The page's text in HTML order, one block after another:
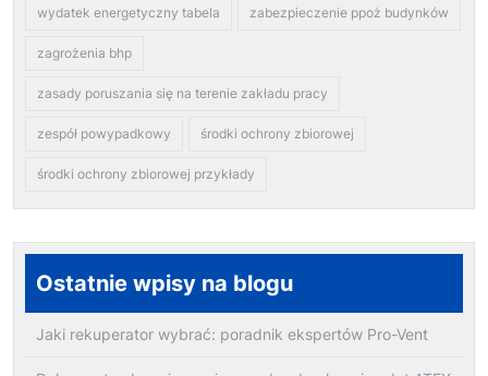
wydatek energetyczny tabela zabezpieczenie ppoż budynków
zagrożenia bhp
zasady poruszania się na terenie zakładu pracy
zespół powypadkowy środki ochrony zbiorowej
środki ochrony zbiorowej przykłady
Ostatnie wpisy na blogu
Jaki rekuperator wybrać: poradnik ekspertów Pro-Vent